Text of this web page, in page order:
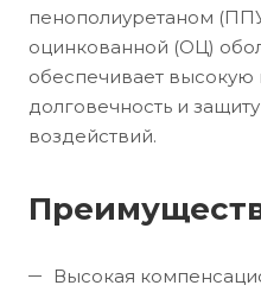
пенополиуретаном
оцинкованной (ОЦ)
обеспечивает высокую
долговечность и
воздействий.
Высокая